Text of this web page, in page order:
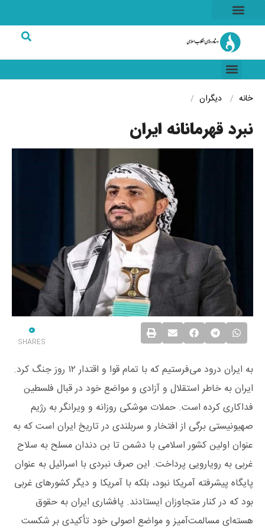
خانه دیگران
نبرد قهرمانانه ایران
0
SHARES
به ایران درود می‌فرستیم که با تمام قوا و اقتدار ۱۲ روز جنگ کرد.
ایران به خاطر استقلال و آزادی و مواضع خود در قبال فلسطین
فداکاری کرده است. حملات موشکی روزانه و ویرانگر به رژیم
صهیونیستی برگی از افتخار و سربلندی در تاریخ ایران است که به
عنوان اولین کشور اسلامی با دشمن تا بن دندان مسلح به سلاح
غربی به رویارویی پرداخت. این صرف نبردی با اسرائیل به عنوان
پایگاه پیشرفته آمریکا نبود، بلکه با آمریکا و دیگر کشورهای غربی
بود که در کنار متجاوزان ایستادند. پافشاری ایران به حقوق
هسته‌ای مسالمت‌آمیز و مواضع اصولی خود تأکیدی بر شکست